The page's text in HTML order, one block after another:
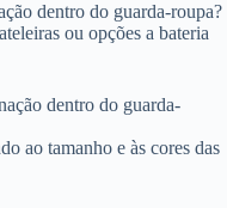
dentro do guarda-roupa?
ou opções a bateria
dentro do guarda-
ao tamanho e às cores das